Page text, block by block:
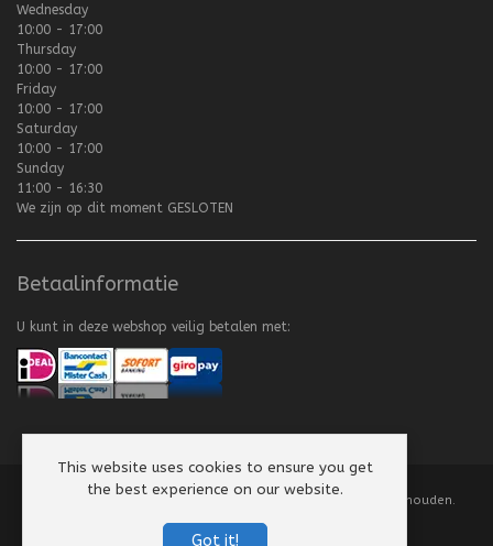
Wednesday
10:00 - 17:00
Thursday
10:00 - 17:00
Friday
10:00 - 17:00
Saturday
10:00 - 17:00
Sunday
11:00 - 16:30
We zijn op dit moment GESLOTEN
Betaalinformatie
U kunt in deze webshop veilig betalen met:
2008-2026 Texel Vliegerhuis. Alle rechten voorbehouden.
This website uses cookies to ensure you get
the best experience on our website.
Got it!